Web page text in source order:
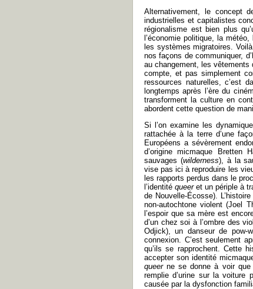
Alternativement, le concept
industrielles et capitalistes
régionalisme est bien plus
l’économie politique, la
les systèmes migratoires.
nos façons de communiquer,
au changement, les
compte, et pas simplement
ressources naturelles, c’est
longtemps après l’ère du
transforment la culture en
abordent cette question de
Si l’on examine les
rattachée à la terre d’une
Européens a sévèrement
d’origine micmaque Bretten
sauvages (wilderness), à la
vise pas ici à reproduire les
les rapports perdus dans le
l’identitéqueeret un périple à
de Nouvelle-Écosse).
non-autochtone violent (Joel
l’espoir que sa mère est
d’un chez soi à l’ombre des
Odjick), un danseur de pow-
connexion. C’est seulement
qu’ils se rapprochent. Cette
accepter son identité
queerne se donne à voir que
remplie d’urine sur la voiture
causée par la dysfonction